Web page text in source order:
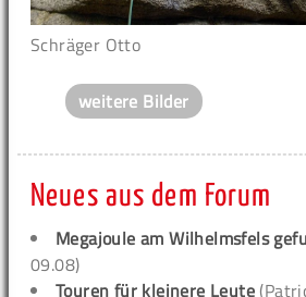
Schräger Otto
weitere Bilder
Neues aus dem Forum
Megajoule am Wilhelmsfels
09.08)
Touren für kleinere Leute